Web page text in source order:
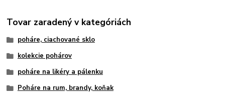
Tovar zaradený v kategóriách
poháre, ciachované sklo
kolekcie pohárov
poháre na likéry a pálenku
Poháre na rum, brandy, koňak